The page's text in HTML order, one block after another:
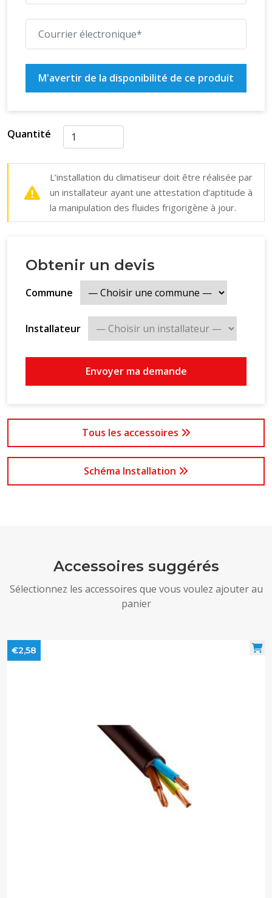
Débit d'air unité intérieure : 10,5 m³/min
Débit d'air unité extérieure : 36,7 m³/min
M'avertir de la disponibilité de ce produit
Quantité
L’installation du climatiseur doit être réalisée par
un installateur ayant une attestation d’aptitude à
la manipulation des fluides frigorigène à jour.
Obtenir un devis
Commune
Installateur
Envoyer ma demande
Tous les accessoires
Schéma Installation
Accessoires suggérés
Sélectionnez les accessoires que vous voulez ajouter au
panier
€2,58